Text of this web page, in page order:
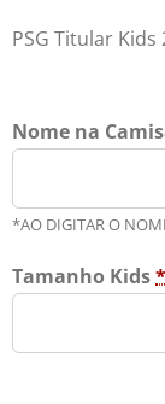
PSG Titular Kids
Nome na
*AO DIGITAR O
Tamanho Kids*